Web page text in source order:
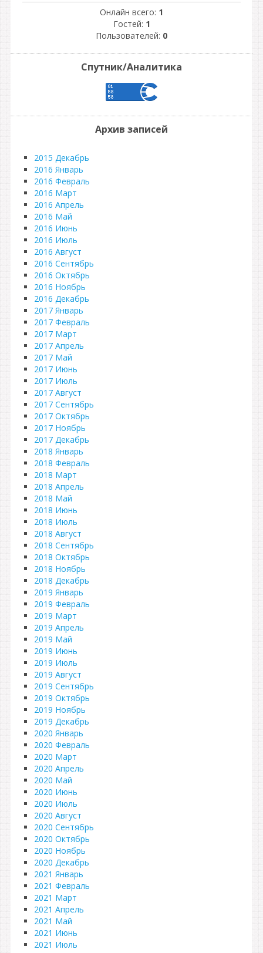
Онлайн всего: 1
Гостей: 1
Пользователей: 0
Спутник/Аналитика
Архив записей
2015 Декабрь
2016 Январь
2016 Февраль
2016 Март
2016 Апрель
2016 Май
2016 Июнь
2016 Июль
2016 Август
2016 Сентябрь
2016 Октябрь
2016 Ноябрь
2016 Декабрь
2017 Январь
2017 Февраль
2017 Март
2017 Апрель
2017 Май
2017 Июнь
2017 Июль
2017 Август
2017 Сентябрь
2017 Октябрь
2017 Ноябрь
2017 Декабрь
2018 Январь
2018 Февраль
2018 Март
2018 Апрель
2018 Май
2018 Июнь
2018 Июль
2018 Август
2018 Сентябрь
2018 Октябрь
2018 Ноябрь
2018 Декабрь
2019 Январь
2019 Февраль
2019 Март
2019 Апрель
2019 Май
2019 Июнь
2019 Июль
2019 Август
2019 Сентябрь
2019 Октябрь
2019 Ноябрь
2019 Декабрь
2020 Январь
2020 Февраль
2020 Март
2020 Апрель
2020 Май
2020 Июнь
2020 Июль
2020 Август
2020 Сентябрь
2020 Октябрь
2020 Ноябрь
2020 Декабрь
2021 Январь
2021 Февраль
2021 Март
2021 Апрель
2021 Май
2021 Июнь
2021 Июль